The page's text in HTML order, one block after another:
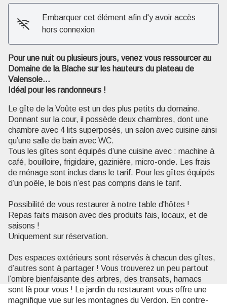
Embarquer cet élément afin d'y avoir accès
hors connexion
Pour une nuit ou plusieurs jours, venez vous ressourcer au
Domaine de la Blache sur les hauteurs du plateau de
Valensole…
Idéal pour les randonneurs !
Le gîte de la Voûte est un des plus petits du domaine.
Donnant sur la cour, il possède deux chambres, dont une
chambre avec 4 lits superposés, un salon avec cuisine ainsi
qu’une salle de bain avec WC.
Tous les gîtes sont équipés d’une cuisine avec : machine à
café, bouilloire, frigidaire, gazinière, micro-onde. Les frais
de ménage sont inclus dans le tarif. Pour les gîtes équipés
d’un poêle, le bois n’est pas compris dans le tarif.
Possibilité de vous restaurer à notre table d'hôtes !
Repas faits maison avec des produits fais, locaux, et de
saisons !
Uniquement sur réservation.
Des espaces extérieurs sont réservés à chacun des gîtes,
d’autres sont à partager ! Vous trouverez un peu partout
l’ombre bienfaisante des arbres, des transats, hamacs
sont là pour vous ! Le jardin du restaurant vous offre une
magnifique vue sur les montagnes du Verdon. En contre-